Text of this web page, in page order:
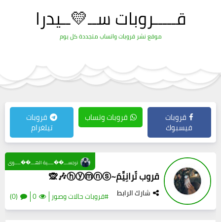
قـــــروبات ســ💛ــيدرا
موقع نشر قروبات واتساب متجددة كل يوم
قروبات
فيسبوك
قروبات وتساب قروبات
تيلغرام
قروب تّرانِيِّمَ~ⓗⓨⓜⓝⓢ🎶🙊
شارك الرابط #قروبات حالات وصور 0
(0)
نرجســـ��ــــية الهـــ��ــــوى